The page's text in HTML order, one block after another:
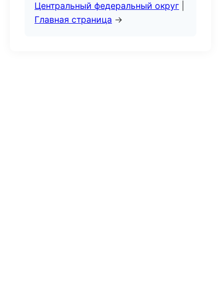
Центральный федеральный округ
Главная страница →